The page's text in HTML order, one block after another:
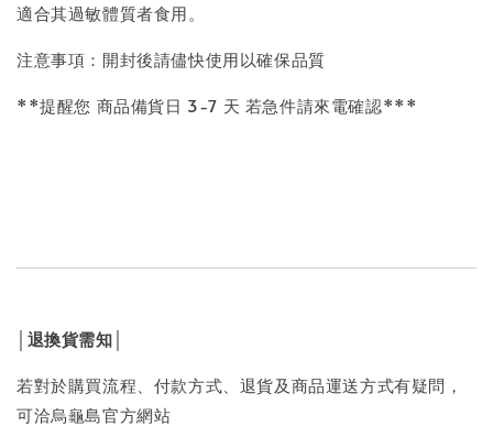
適合其過敏體質者食用。
注意事項：開封後請儘快使用以確保品質
**提醒您 商品備貨日 3-7 天 若急件請來電確認***
│退換貨需知│
若對於購買流程、付款方式、退貨及商品運送方式有疑問，
可洽烏龜島官方網站